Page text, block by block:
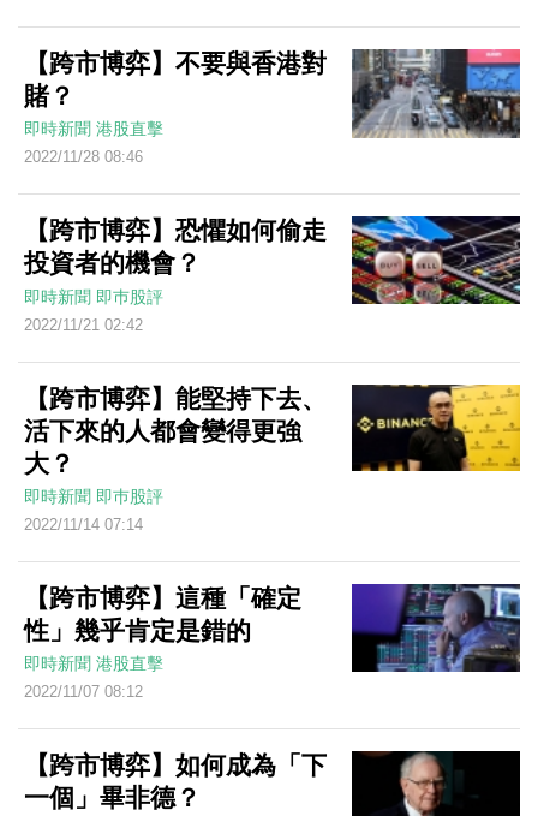
【跨市博弈】不要與香港對
賭？
即時新聞 港股直擊
2022/11/28 08:46
【跨市博弈】恐懼如何偷走
投資者的機會？
即時新聞 即巿股評
2022/11/21 02:42
【跨市博弈】能堅持下去、
活下來的人都會變得更強
大？
即時新聞 即巿股評
2022/11/14 07:14
【跨市博弈】這種「確定
性」幾乎肯定是錯的
即時新聞 港股直擊
2022/11/07 08:12
【跨市博弈】如何成為「下
一個」畢非德？